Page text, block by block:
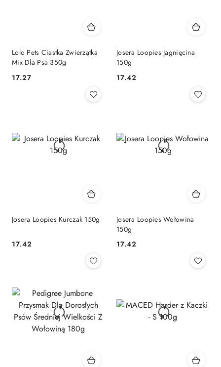
Lolo Pets Ciastka Zwierzątka
Mix Dla Psa 350g
Cena:
17.27
Josera Loopies Jagnięcina
150g
Cena:
17.42
Josera Loopies Kurczak 150g
Cena:
17.42
Josera Loopies Wołowina
150g
Cena:
17.42